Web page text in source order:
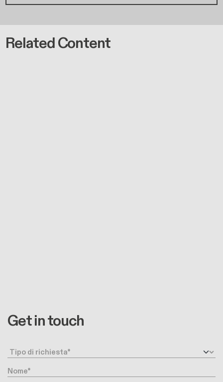
Related Content
Get in touch
Request type
Nome